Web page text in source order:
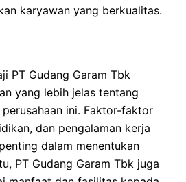
karyawan yang berkualitas.
PT Gudang Garam Tbk
yang lebih jelas tentang
ini. Faktor-faktor
dan pengalaman kerja
dalam menentukan
PT Gudang Garam Tbk juga